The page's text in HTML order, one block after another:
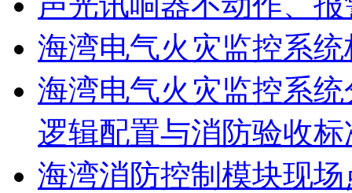
海湾电气火灾监控系
海湾电气火灾监控系
逻辑配置与消防验收标
海湾消防控制模块现